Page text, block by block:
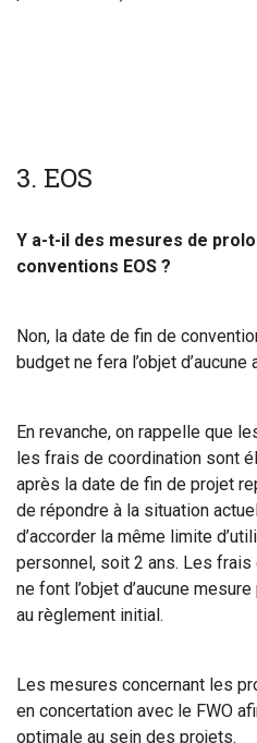
3. EOS
Y a-t-il des mesures de
conventions EOS ?
Non, la date de fin de
budget ne fera l’objet d’aucune
En revanche, on rappelle que
les frais de coordination sont
après la date de fin de projet
de répondre à la situation
d’accorder la même limite
personnel, soit 2 ans. Les frais
ne font l’objet d’aucune
au règlement initial.
Les mesures concernant les
en concertation avec le FWO
optimale au sein des projets.